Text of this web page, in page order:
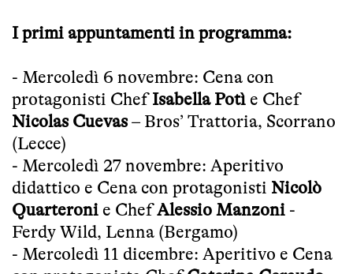
I primi appuntamenti in programma:
- Mercoledì 6 novembre: Cena con
protagonisti ChefIsabella Potì e Chef
Nicolas Cuevas– Bros’ Trattoria, Scorrano
(Lecce)
- Mercoledì 27 novembre: Aperitivo
didattico e Cena con protagonisti Nicolò
Quarteroni e ChefAlessio Manzoni -
Ferdy Wild, Lenna (Bergamo)
- Mercoledì 11 dicembre: Aperitivo e Cena